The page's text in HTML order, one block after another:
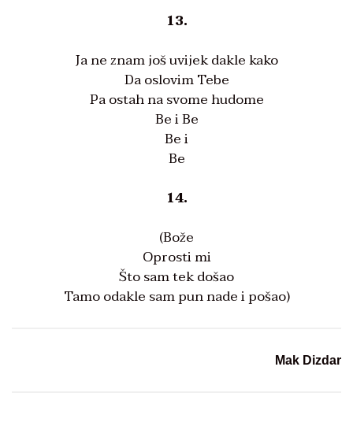
13.
Ja ne znam još uvijek dakle kako
Da oslovim Tebe
Pa ostah na svome hudome
Be i Be
Be i
Be
14.
(Bože
Oprosti mi
Što sam tek došao
Tamo odakle sam pun nade i pošao)
Mak Dizdar